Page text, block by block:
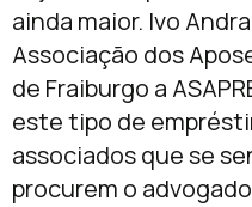
ainda maior. Ivo
Associação dos
de Fraiburgo a
este tipo de
associados que se
procurem o